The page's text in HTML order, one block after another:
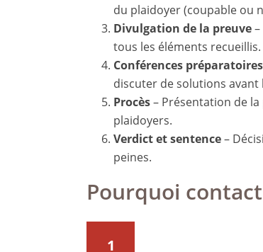
du plaidoyer (coupable ou
Divulgation de la preuve–
tous les éléments recueillis.
Conférences
discuter de solutions avant
Procès– Présentation de
plaidoyers.
Verdict et sentence–
peines.
Pourquoi
1